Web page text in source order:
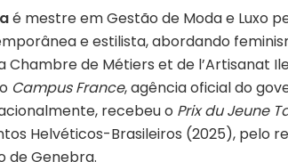
é mestre em Gestão de Moda e Luxo
e estilista, abordando
Chambre de Métiers et de l’Artisanat
Campus France, agência oficial do
recebeu o Prix du Jeune
Helvéticos-Brasileiros (2025), pelo
de Genebra.